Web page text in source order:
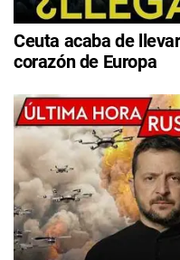
Ceuta acaba de
corazón de Europa